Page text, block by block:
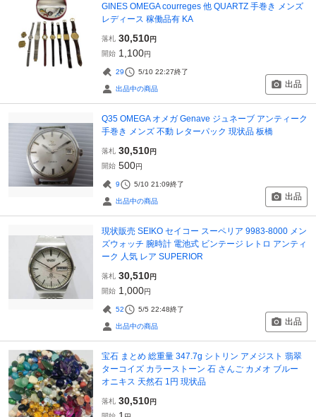
GINES OMEGA courreges 他 QUARTZ 手巻き メンズ
レディース 稼働品有 KA
落札 30,510円
開始 1,100円
29 5/10 22:27終了
出品中の商品 出品
Q35 OMEGA オメガ Genave ジュネーブ アンティーク
手巻き メンズ 不動 レターパック 現状品 板橋
落札 30,510円
開始 500円
9 5/10 21:09終了
出品中の商品 出品
現状販売 SEIKO セイコー スーペリア 9983-8000 メン
ズウォッチ 腕時計 電池式 ビンテージ レトロ アンティ
ーク 人気 レア SUPERIOR
落札 30,510円
開始 1,000円
52 5/5 22:48終了
出品中の商品 出品
宝石 まとめ 総重量 347.7g シトリン アメジスト 翡翠
ターコイズ カラーストーン 石 さんご カメオ ブルー
オニキス 天然石 1円 現状品
落札 30,510円